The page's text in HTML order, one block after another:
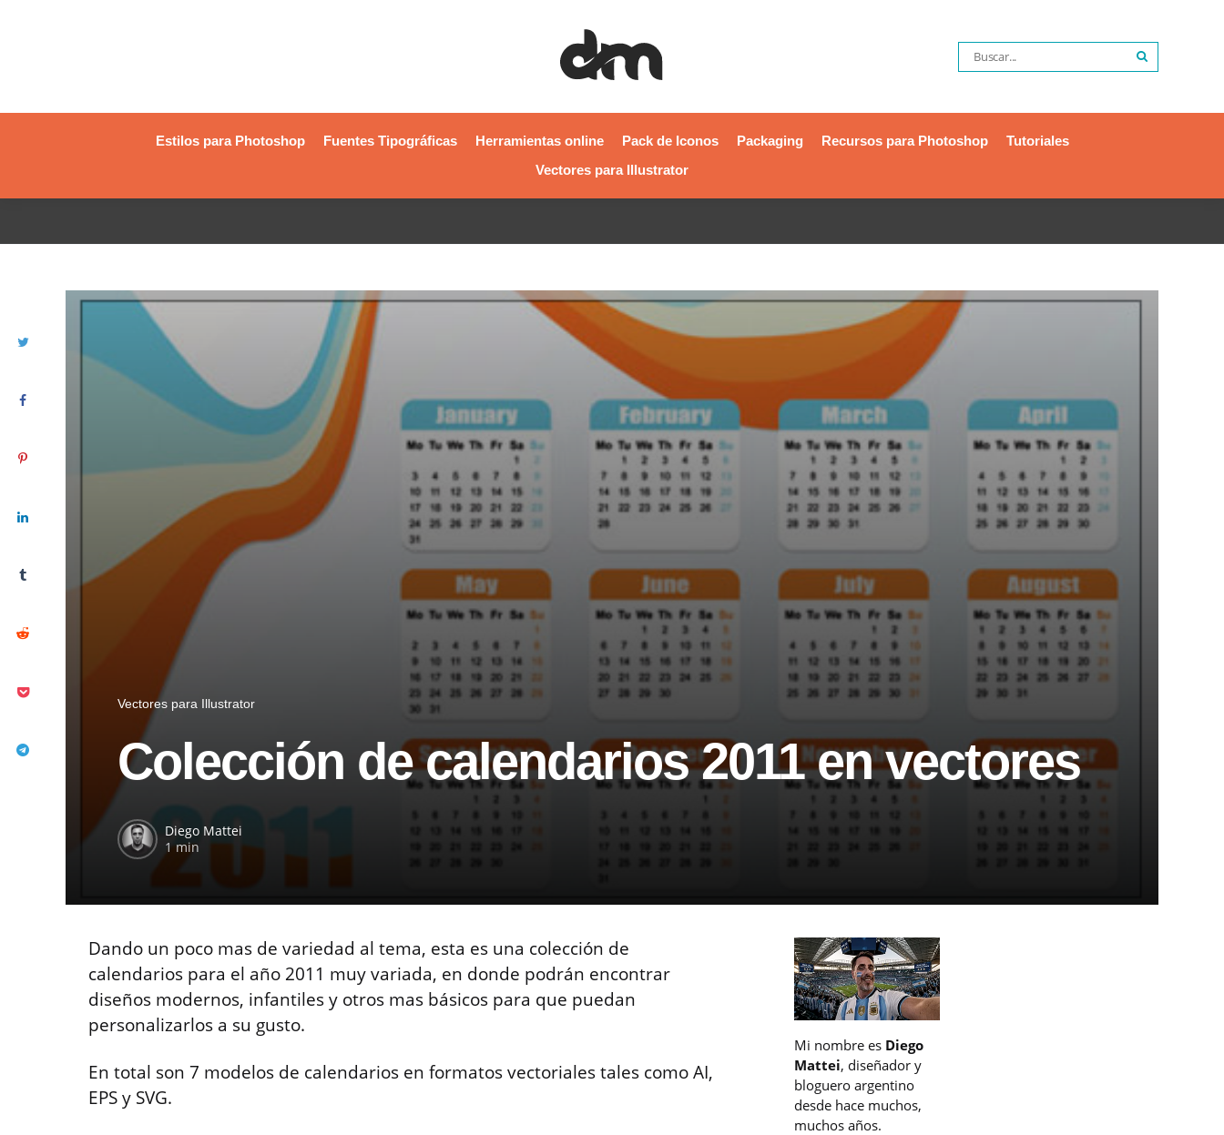
Estilos para Photoshop Fuentes Tipográficas Herramientas online Pack de Iconos Packaging Recursos para Photoshop
Tutoriales
Vectores para Illustrator
Vectores para Illustrator
Colección de calendarios 2011 en vectores
Diego Mattei
1 min
Dando un poco mas de variedad al tema, esta es una colección de
calendarios para el año 2011 muy variada, en donde podrán encontrar
diseños modernos, infantiles y otros mas básicos para que puedan
personalizarlos a su gusto.
En total son 7 modelos de calendarios en formatos vectoriales tales como AI,
EPS y SVG.
Mi nombre es Diego
Mattei, diseñador y
bloguero argentino
desde hace muchos,
muchos años.